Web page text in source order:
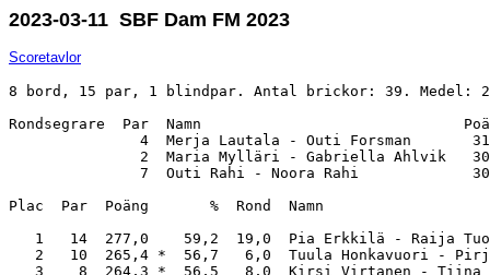
2023-03-11 SBF Dam FM 2023
Scoretavlor
8 bord, 15 par, 1 blindpar. Antal brickor: 39. Medel:
Rondsegrare  Par  Namn
4  Merja Lautala - Outi Forsman
2  Maria Mylläri - Gabriella Ahlvik
7  Outi Rahi - Noora Rahi
Plac  Par  Poäng       %  Rond
1   14  277,0    59,2  19,0  Pia Erkkilä - Raija
2   10  265,4 *  56,7   6,0  Tuula Honkavuori
3    8  264,3 *  56,5   8,0  Kirsi Virtanen